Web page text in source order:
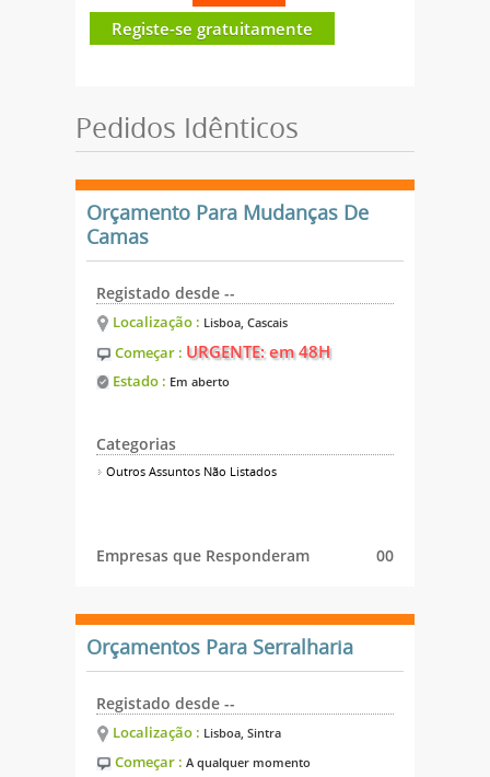
Registe-se gratuitamente
Pedidos Idênticos
Orçamento Para Mudanças De
Camas
Registado desde --
Localização : Lisboa, Cascais
Começar : URGENTE: em 48H
Estado : Em aberto
Categorias
Outros Assuntos Não Listados
Empresas que Responderam 00
Orçamentos Para Serralharia
Registado desde --
Localização : Lisboa, Sintra
Começar : A qualquer momento